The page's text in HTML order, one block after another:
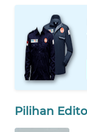
Pilihan
WAHANA
INFRASTRUKTUR
WAHANA
KONSUMEN
WAHANA